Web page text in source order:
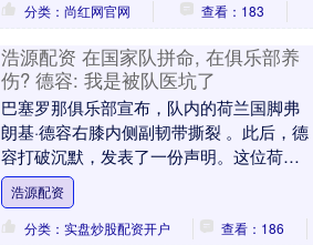
分类：尚红网官网
查看：183
浩源配资 在国家队拼命, 在俱乐部养
伤? 德容: 我是被队医坑了
巴塞罗那俱乐部宣布，队内的荷兰国脚弗
朗基·德容右膝内侧副韧带撕裂 。此后，德
容打破沉默，发表了一份声明。这位荷兰
国脚解释说他不需要手术，并详细介绍了
伤情的发展过....
浩源配资
分类：实盘炒股配资开户
查看：186